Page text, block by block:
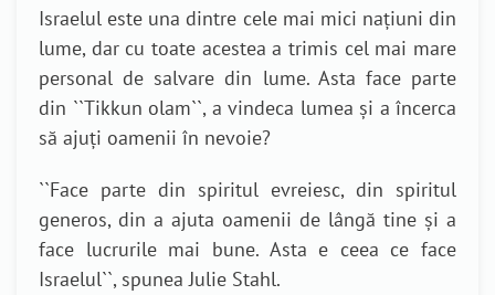
Israelul este una dintre cele mai mici națiuni din
lume, dar cu toate acestea a trimis cel mai mare
personal de salvare din lume. Asta face parte
din ``Tikkun olam``, a vindeca lumea și a încerca
să ajuți oamenii în nevoie?
``Face parte din spiritul evreiesc, din spiritul
generos, din a ajuta oamenii de lângă tine și a
face lucrurile mai bune. Asta e ceea ce face
Israelul``, spunea Julie Stahl.